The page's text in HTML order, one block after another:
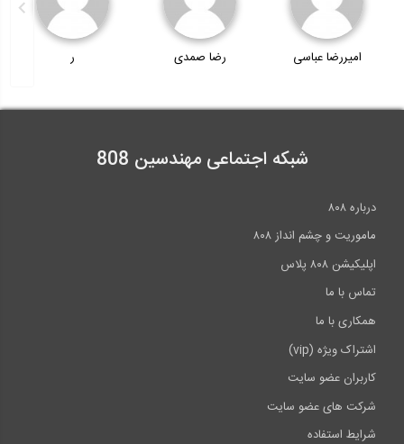
امیررضا عباسی رضا صمدی ر
شبکه اجتماعی مهندسین 808
درباره ۸۰۸
ماموریت و چشم انداز ۸۰۸
اپلیکیشن ۸۰۸ پلاس
تماس با ما
همکاری با ما
اشتراک ویژه (vip)
کاربران عضو سایت
شرکت های عضو سایت
شرایط استفاده